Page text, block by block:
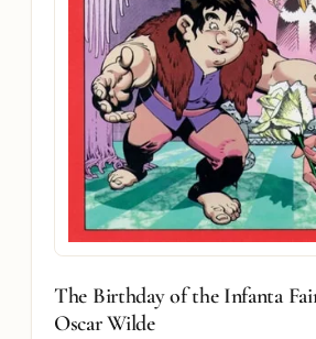
The Birthday of the Infanta
Oscar Wilde